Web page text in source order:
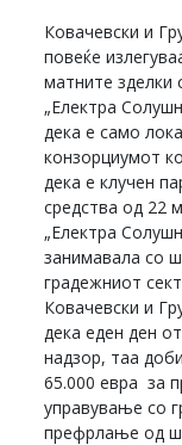
Ковачевски и
повеќе
матните зделки
„Електра
дека е само
конзорциумот
дека е клучен
средства од 22
„Електра
занимавала со
градежниот
Ковачевски и
дека еден ден
надзор, таа
65.000 евра за
управување со
префрлање од